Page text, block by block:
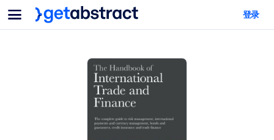
菜单
面向团队与管理者
为您的员工配备关键的人工智能技能。
帮助您的管理者为未来的工作时代做好准备。
面向人工智能系统
登录